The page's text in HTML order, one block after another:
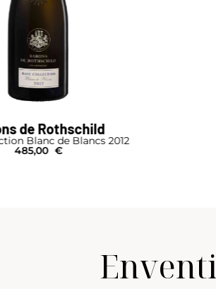
de Rothschild
Blanc de Blancs 2012
485,00 €